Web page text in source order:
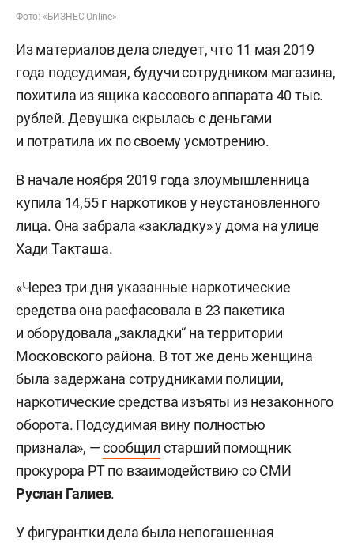
Фото: «БИЗНЕС Online»
Из материалов дела следует, что 11 мая 2019
года подсудимая, будучи сотрудником магазина,
похитила из ящика кассового аппарата 40 тыс.
рублей. Девушка скрылась с деньгами
и потратила их по своему усмотрению.
В начале ноября 2019 года злоумышленница
купила 14,55 г наркотиков у неустановленного
лица. Она забрала «закладку» у дома на улице
Хади Такташа.
«Через три дня указанные наркотические
средства она расфасовала в 23 пакетика
и оборудовала „закладки“ на территории
Московского района. В тот же день женщина
была задержана сотрудниками полиции,
наркотические средства изъяты из незаконного
оборота. Подсудимая вину полностью
признала», —сообщил старший помощник
прокурора РТ по взаимодействию со СМИ
Руслан Галиев.
У фигурантки дела была непогашенная